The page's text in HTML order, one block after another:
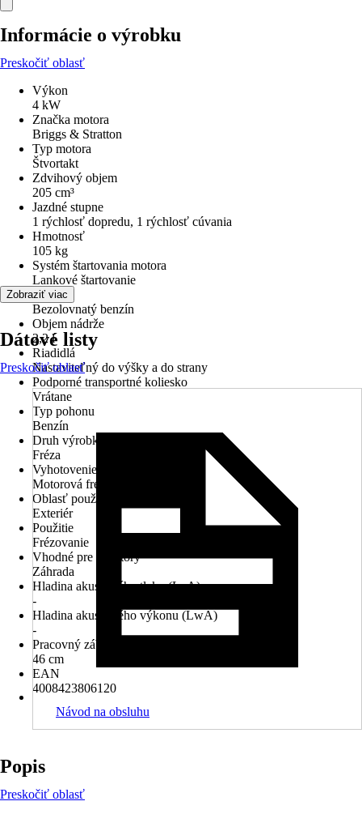
Informácie o výrobku
Preskočiť oblasť
Výkon
4 kW
Značka motora
Briggs & Stratton
Typ motora
Štvortakt
Zdvihový objem
205 cm³
Jazdné stupne
1 rýchlosť dopredu, 1 rýchlosť cúvania
Hmotnosť
105 kg
Systém štartovania motora
Lankové štartovanie
Palivo
Bezolovnatý benzín
Objem nádrže
2,2 l
Riadidlá
Nastaviteľný do výšky a do strany
Podporné transportné koliesko
Vrátane
Typ pohonu
Benzín
Druh výrobku
Fréza
Vyhotovenie
Motorová fréza
Oblasť použitia
Exteriér
Použitie
Frézovanie
Vhodné pre priestory
Záhrada
Hladina akustického tlaku (LpA)
-
Hladina akustického výkonu (LwA)
-
Pracovný záber
46 cm
EAN
4008423806120
Zobraziť viac
Dátové listy
Preskočiť oblasť
Návod na obsluhu
Popis
Preskočiť oblasť